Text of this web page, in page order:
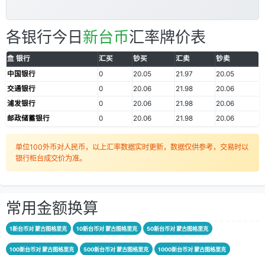
各银行今日 新台币汇率牌价表
银行 汇买 钞买 汇卖
钞卖
中国银行
0 20.05 21.97
20.05
交通银行
0 20.06 21.98
20.06
浦发银行
0 20.06 21.98
20.06
邮政储蓄银行
0 20.06 21.98 20.06
单位100外币对人民币，以上汇率数据实时更新，数据仅供参考，交易时以
银行柜台成交价为准。
常用金额换算
1新台币对 蒙古图格里克 10新台币对 蒙古图格里克 50新台币对 蒙古图格里克
100新台币对 蒙古图格里克 500新台币对 蒙古图格里克 1000新台币对 蒙古图格里克